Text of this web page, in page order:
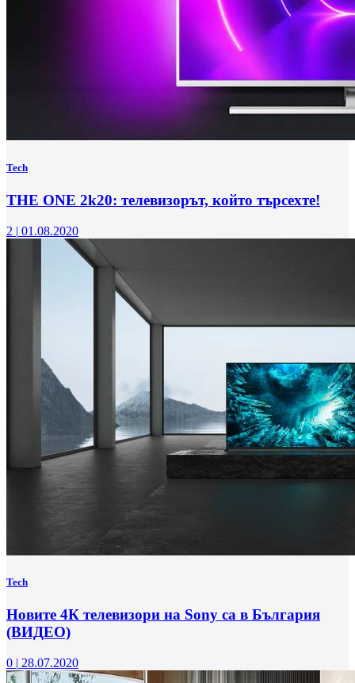
Tech
THE ONE 2k20: телевизорът, който търсехте!
2 | 01.08.2020
Tech
Новите 4К телевизори на Sony са в България
(ВИДЕО)
0 | 28.07.2020